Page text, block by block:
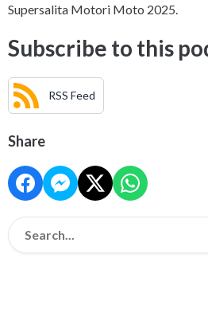
Supersalita Motori Moto 2025.
Subscribe to this
RSS Feed
Share